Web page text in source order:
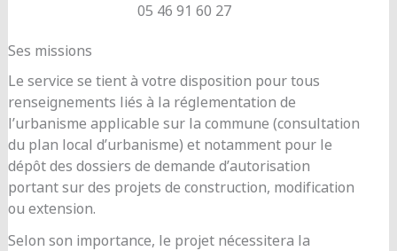
05 46 91 60 27
Ses missions
Le service se tient à votre disposition pour tous
renseignements liés à la réglementation de
l’urbanisme applicable sur la commune (consultation
du plan local d’urbanisme) et notamment pour le
dépôt des dossiers de demande d’autorisation
portant sur des projets de construction, modification
ou extension.
Selon son importance, le projet nécessitera la